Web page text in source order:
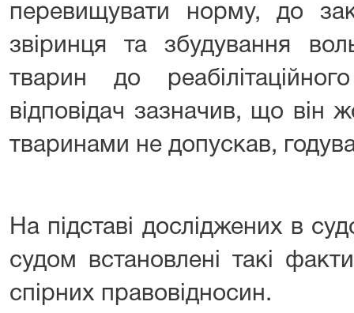
перевищувати норму, до
звіринця та збудування
тварин до
відповідач зазначив, що він
тваринами не допускав,
На підставі досліджених в
судом встановлені такі
спірних правовідносин.